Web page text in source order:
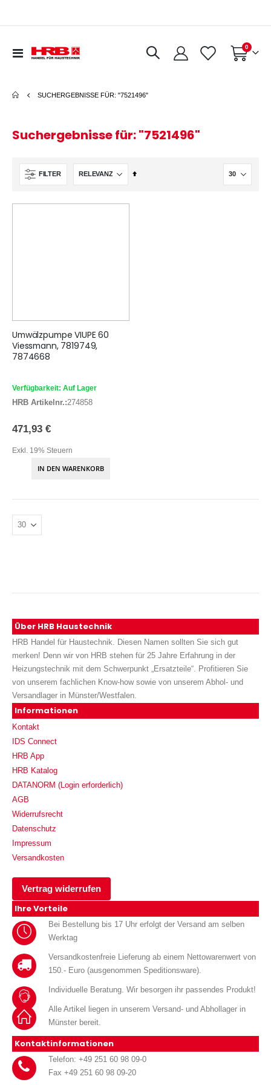
Navigation
Warenkorb
0
SUCHERGEBNISSE FÜR: "7521496"
Suchergebnisse für: "7521496"
FILTER
In
Umwälzpumpe VIUPE 60
Viessmann, 7819749,
7874668
Verfügbarkeit: Auf Lager
HRB Artikelnr.:274858
471,93 €
Exkl. 19% Steuern
IN DEN WARENKORB
Über HRB Haustechnik
HRB Handel für Haustechnik. Diesen Namen sollten Sie sich gut
merken! Denn wir von HRB stehen für 25 Jahre Erfahrung in der
Heizungstechnik mit dem Schwerpunkt „Ersatzteile“. Profitieren Sie
von unserem fachlichen Know-how sowie von unserem Abhol- und
Versandlager in Münster/Westfalen.
Informationen
Kontakt
IDS Connect
HRB App
HRB Katalog
DATANORM (Login erforderlich)
AGB
Widerrufsrecht
Datenschutz
Impressum
Versandkosten
Vertrag widerrufen
Ihre Vorteile
Bei Bestellung bis 17 Uhr erfolgt der Versand am selben
Werktag
Versandkostenfreie Lieferung ab einem Nettowarenwert von
150.- Euro (ausgenommen Speditionsware).
Individuelle Beratung. Wir besorgen ihr passendes Produkt!
Alle Artikel liegen in unserem Versand- und Abhollager in
Münster bereit.
Kontaktinformationen
Telefon: +49 251 60 98 09-0
Fax +49 251 60 98 09-20